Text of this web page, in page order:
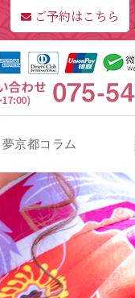
ご予約はこちら
夢京都コラム